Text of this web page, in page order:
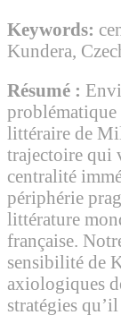
Keywords:
Kundera,
Résumé :
problématique
littéraire de
trajectoire qui
centralité
périphérie
littérature
française.
sensibilité de
axiologiques
stratégies